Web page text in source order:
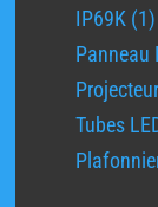
IP69K 11
Panneau
Tubes